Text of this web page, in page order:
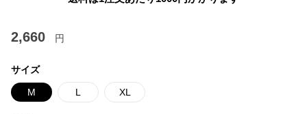
2,660 円
サイズ
M L XL